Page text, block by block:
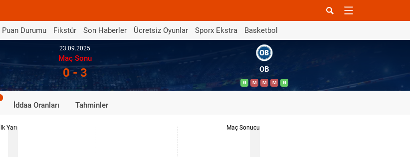
Puan Durumu Fikstür Son Haberler Ücretsiz Oyunlar Sporx Ekstra Basketbol
23.09.2025
Maç Sonu
0 - 3 OB
G M M M G
İddaa Oranları Tahminler
İlk Yarı Maç Sonucu